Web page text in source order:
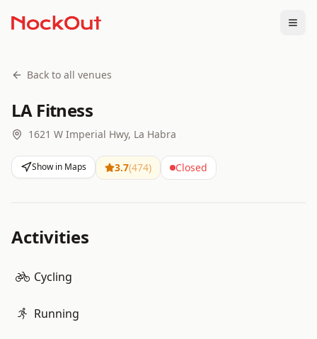
Back to all venues
LA Fitness
1621 W Imperial Hwy, La Habra
Show in Maps 3.7(474) Closed
Activities
Cycling
Running